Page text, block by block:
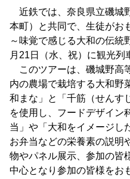
近鉄では、奈良県立磯城
本町）と共同で、生徒がお
～味覚で感じる大和の伝統
月21日（水、祝）に観光列
このツアーは、磯城野高
内の農場で栽培する大和野
和まな」と「千筋（せんす
を使用し、フードデザイン
当」や「大和をイメージし
お弁当などの栄養素の説明
物やパネル展示、参加の皆
中心となり参加の皆様をお